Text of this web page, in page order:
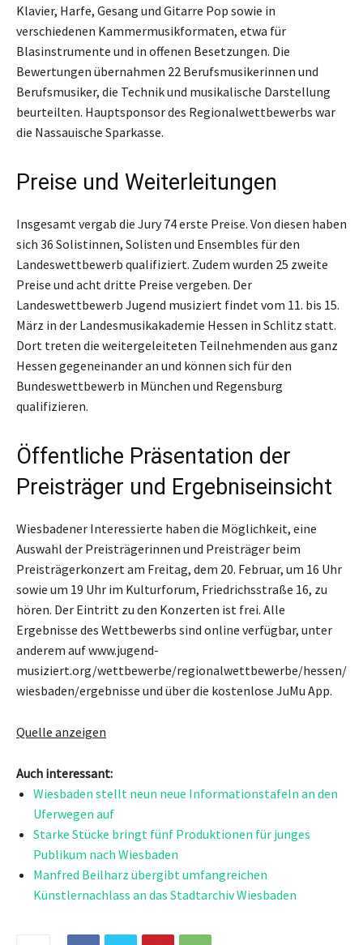
Klavier, Harfe, Gesang und Gitarre Pop sowie in
verschiedenen Kammermusikformaten, etwa für
Blasinstrumente und in offenen Besetzungen. Die
Bewertungen übernahmen 22 Berufsmusikerinnen und
Berufsmusiker, die Technik und musikalische Darstellung
beurteilten. Hauptsponsor des Regionalwettbewerbs war
die Nassauische Sparkasse.
Preise und Weiterleitungen
Insgesamt vergab die Jury 74 erste Preise. Von diesen haben
sich 36 Solistinnen, Solisten und Ensembles für den
Landeswettbewerb qualifiziert. Zudem wurden 25 zweite
Preise und acht dritte Preise vergeben. Der
Landeswettbewerb Jugend musiziert findet vom 11. bis 15.
März in der Landesmusikakademie Hessen in Schlitz statt.
Dort treten die weitergeleiteten Teilnehmenden aus ganz
Hessen gegeneinander an und können sich für den
Bundeswettbewerb in München und Regensburg
qualifizieren.
Öffentliche Präsentation der
Preisträger und Ergebniseinsicht
Wiesbadener Interessierte haben die Möglichkeit, eine
Auswahl der Preisträgerinnen und Preisträger beim
Preisträgerkonzert am Freitag, dem 20. Februar, um 16 Uhr
sowie um 19 Uhr im Kulturforum, Friedrichsstraße 16, zu
hören. Der Eintritt zu den Konzerten ist frei. Alle
Ergebnisse des Wettbewerbs sind online verfügbar, unter
anderem auf www.jugend-
musiziert.org/wettbewerbe/regionalwettbewerbe/hessen/
wiesbaden/ergebnisse und über die kostenlose JuMu App.
Quelle anzeigen
Auch interessant:
Wiesbaden stellt neun neue Informationstafeln an den
Uferwegen auf
Starke Stücke bringt fünf Produktionen für junges
Publikum nach Wiesbaden
Manfred Beilharz übergibt umfangreichen
Künstlernachlass an das Stadtarchiv Wiesbaden